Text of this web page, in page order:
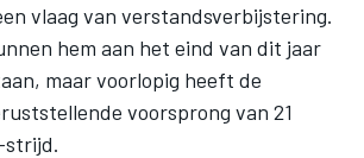
vlaag van verstandsverbijstering.
hem aan het eind van dit jaar
maar voorlopig heeft de
voorsprong van 21
strijd.